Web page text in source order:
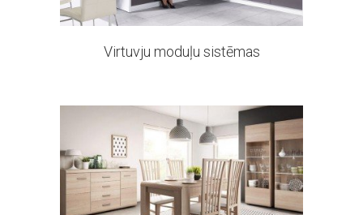
Virtuvju moduļu sistēmas
5 products